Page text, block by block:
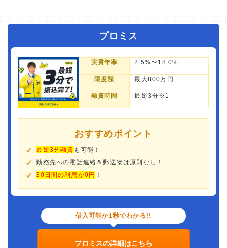
プロミス
実質年率 2.5%〜18.0%
限度額 最大800万円
融資時間 最短3分※1
おすすめポイント
最短3分融資 も可能！
勤務先への電話連絡＆郵送物は原則なし！
30日間の利息が0円 ！
借入可能か1秒でわかる!!
プロミスの詳細はこちら